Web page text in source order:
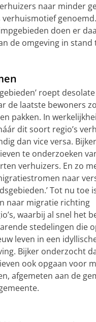
naar minder
verhuismotief
doen er
de omgeving in stand
roept desolate
de laatste bewoners
pakken. In
dit soort regio’s
dan vice versa.
te onderzoeken
verhuizers. En zo
naar
Tot nu toe
naar migratie richting
waarbij al snel het
stedelingen die
leven in een
Bijker onderzocht
ook opgaan voor
afgemeten aan de